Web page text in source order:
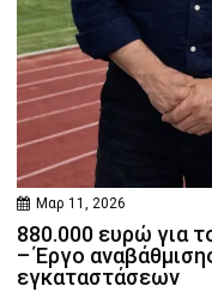
Μαρ 11, 2026
880.000 ευρώ για
– Έργο
εγκαταστάσεων